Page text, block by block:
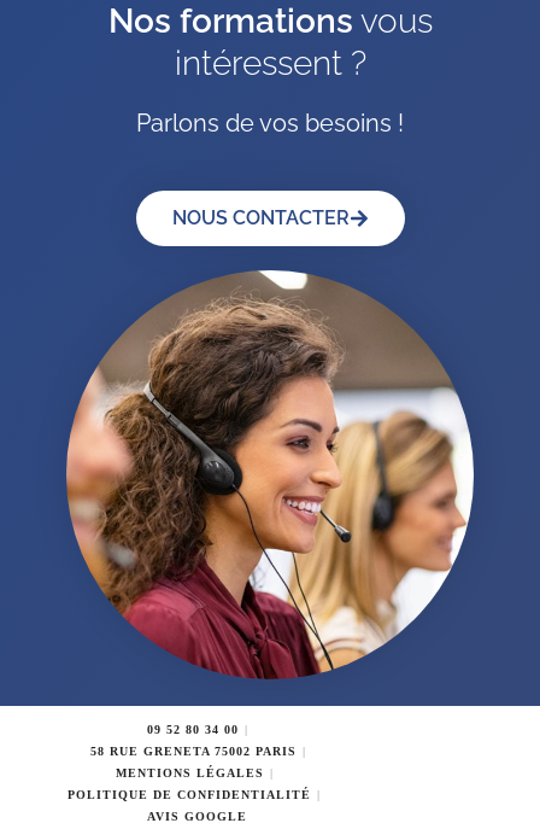
Nos formations vous
intéressent ?
Parlons de vos besoins !
NOUS CONTACTER
09 52 80 34 00
58 RUE GRENETA 75002 PARIS
MENTIONS LÉGALES
POLITIQUE DE CONFIDENTIALITÉ
AVIS GOOGLE